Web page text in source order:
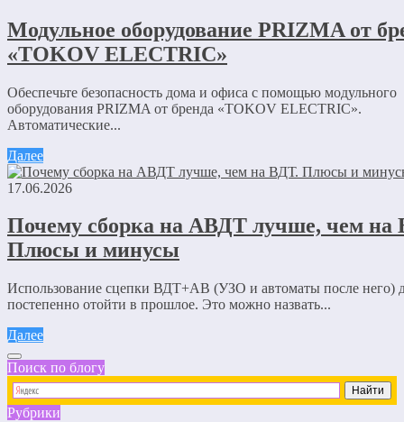
Модульное оборудование PRIZMA от
«TOKOV ELECTRIC»
Обеспечьте безопасность дома и офиса с помощью модульного
оборудования PRIZMA от бренда «TOKOV ELECTRIC».
Автоматические...
Далее
17.06.2026
Почему сборка на АВДТ лучше, чем на
Плюсы и минусы
Использование сцепки ВДТ+АВ (УЗО и автоматы после него)
постепенно отойти в прошлое. Это можно назвать...
Далее
Поиск по блогу
Рубрики